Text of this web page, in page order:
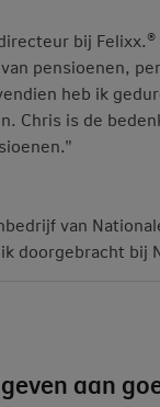
bij
pensioenen,
heb ik
Chris is de
van
doorgebracht bij
aan